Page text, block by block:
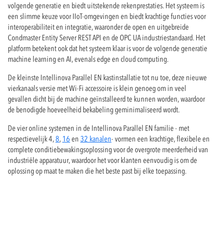
volgende generatie en biedt uitstekende rekenprestaties. Het systeem is
een slimme keuze voor IIoT-omgevingen en biedt krachtige functies voor
interoperabiliteit en integratie, waaronder de open en uitgebreide
Condmaster Entity Server REST API en de OPC UA industriestandaard. Het
platform betekent ook dat het systeem klaar is voor de volgende generatie
machine learning en AI, evenals edge en cloud computing.
De kleinste Intellinova Parallel EN kastinstallatie tot nu toe, deze nieuwe
vierkanaals versie met Wi-Fi accessoire is klein genoeg om in veel
gevallen dicht bij de machine geïnstalleerd te kunnen worden, waardoor
de benodigde hoeveelheid bekabeling geminimaliseerd wordt.
De vier online systemen in de Intellinova Parallel EN familie - met
respectievelijk 4,8, 16 en 32 kanalen- vormen een krachtige, flexibele en
complete conditiebewakingsoplossing voor de overgrote meerderheid van
industriële apparatuur, waardoor het voor klanten eenvoudig is om de
oplossing op maat te maken die het beste past bij elke toepassing.